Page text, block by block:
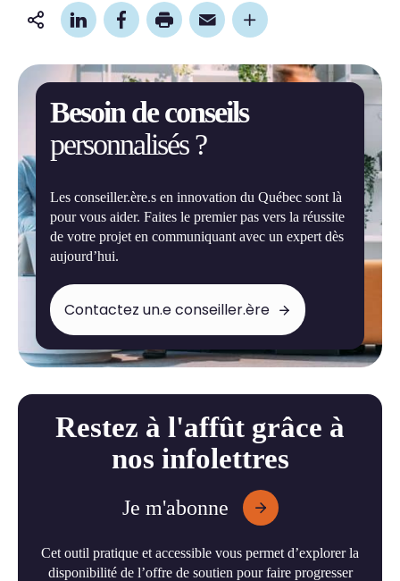
Partager
page
Besoin de conseils
personnalisés ?
Les conseiller.ère.s en innovation du Québec sont là
pour vous aider. Faites le premier pas vers la réussite
de votre projet en communiquant avec un expert dès
aujourd’hui.
Contactez un.e conseiller.ère
Restez à l'affût grâce à
nos infolettres
Je m'abonne
Cet outil pratique et accessible vous permet d’explorer la
disponibilité de l’offre de soutien pour faire progresser